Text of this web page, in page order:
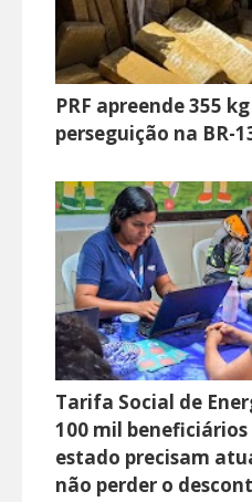
PRF apreende 355
perseguição na BR-
Tarifa Social de
100 mil
estado precisam
não perder o